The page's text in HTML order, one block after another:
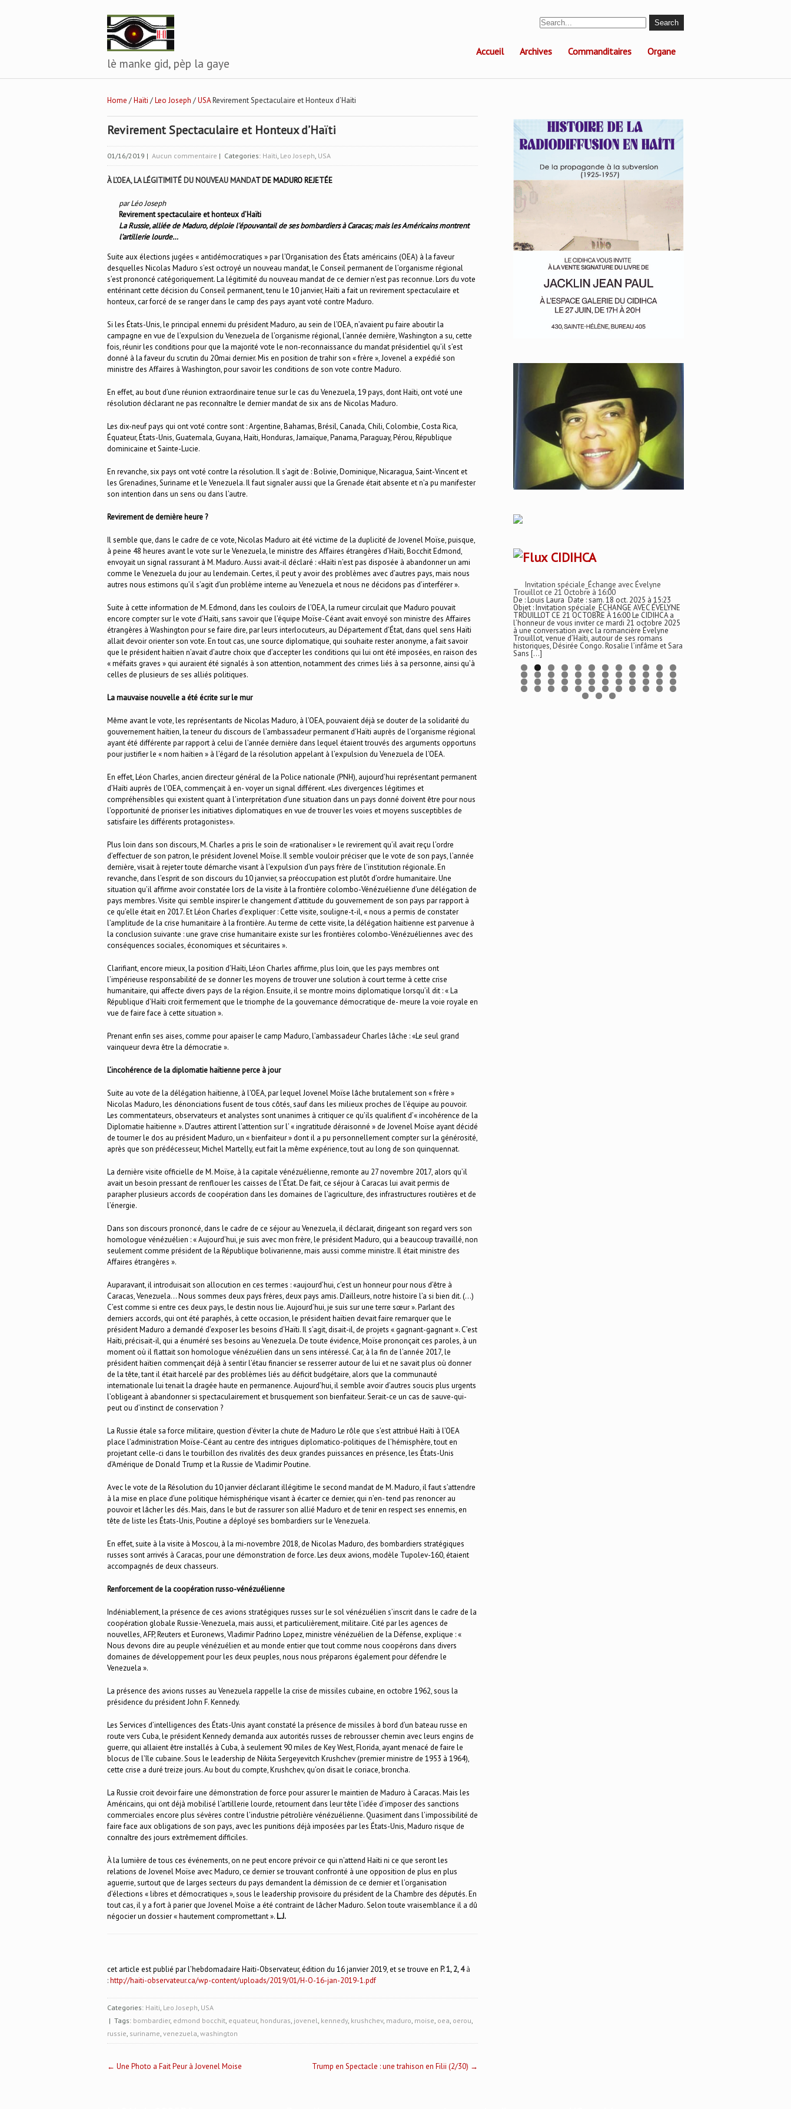
lè manke gid, pèp la gaye
Accueil Archives Commanditaires Organe
Home /Haïti /Leo Joseph /USARevirement Spectaculaire et Honteux d’Haïti
Revirement Spectaculaire et Honteux d’Haïti
01/16/2019 | Aucun commentaire | Categories: Haïti, Leo Joseph, USA
À L’OEA, LA LÉGITIMITÉ DU NOUVEAU MANDAT DE MADURO REJETÉE
par Léo Joseph
Revirement spectaculaire et honteux d’Haïti
La Russie, alliée de Maduro, déploie l’épouvantail de ses bombardiers à Caracas; mais les Américains montrent
l’artillerie lourde…
Suite aux élections jugées « antidémocratiques » par l’Organisation des États américains (OEA) à la faveur
desquelles Nicolas Maduro s’est octroyé un nouveau mandat, le Conseil permanent de l’organisme régional
s’est prononcé catégoriquement. La légitimité du nouveau mandat de ce dernier n’est pas reconnue. Lors du vote
entérinant cette décision du Conseil permanent, tenu le 10 janvier, Haïti a fait un revirement spectaculaire et
honteux, car forcé de se ranger dans le camp des pays ayant voté contre Maduro.
Si les États-Unis, le principal ennemi du président Maduro, au sein de l’OEA, n’avaient pu faire aboutir la
campagne en vue de l’expulsion du Venezuela de l’organisme régional, l’année dernière, Washington a su, cette
fois, réunir les conditions pour que la majorité vote le non-reconnaissance du mandat présidentiel qu’il s’est
donné à la faveur du scrutin du 20mai dernier. Mis en position de trahir son « frère », Jovenel a expédié son
ministre des Affaires à Washington, pour savoir les conditions de son vote contre Maduro.
En effet, au bout d’une réunion extraordinaire tenue sur le cas du Venezuela, 19 pays, dont Haïti, ont voté une
résolution déclarant ne pas reconnaître le dernier mandat de six ans de Nicolas Maduro.
Les dix-neuf pays qui ont voté contre sont : Argentine, Bahamas, Brésil, Canada, Chili, Colombie, Costa Rica,
Équateur, États-Unis, Guatemala, Guyana, Haïti, Honduras, Jamaïque, Panama, Paraguay, Pérou, République
dominicaine et Sainte-Lucie.
En revanche, six pays ont voté contre la résolution. Il s’agit de : Bolivie, Dominique, Nicaragua, Saint-Vincent et
les Grenadines, Suriname et le Venezuela. Il faut signaler aussi que la Grenade était absente et n’a pu manifester
son intention dans un sens ou dans l’autre.
Revirement de dernière heure ?
Il semble que, dans le cadre de ce vote, Nicolas Maduro ait été victime de la duplicité de Jovenel Moïse, puisque,
à peine 48 heures avant le vote sur le Venezuela, le ministre des Affaires étrangères d’Haïti, Bocchit Edmond,
envoyait un signal rassurant à M. Maduro. Aussi avait-il déclaré : «Haïti n’est pas disposée à abandonner un ami
comme le Venezuela du jour au lendemain. Certes, il peut y avoir des problèmes avec d’autres pays, mais nous
autres nous estimons qu’il s’agit d’un problème interne au Venezuela et nous ne décidons pas d’interférer ».
Suite à cette information de M. Edmond, dans les couloirs de l’OEA, la rumeur circulait que Maduro pouvait
encore compter sur le vote d’Haïti, sans savoir que l’équipe Moïse-Céant avait envoyé son ministre des Affaires
étrangères à Washington pour se faire dire, par leurs interlocuteurs, au Département d’État, dans quel sens Haïti
allait devoir orienter son vote. En tout cas, une source diplomatique, qui souhaite rester anonyme, a fait savoir
que le président haïtien n’avait d’autre choix que d’accepter les conditions qui lui ont été imposées, en raison des
« méfaits graves » qui auraient été signalés à son attention, notamment des crimes liés à sa personne, ainsi qu’à
celles de plusieurs de ses alliés politiques.
La mauvaise nouvelle a été écrite sur le mur
Même avant le vote, les représentants de Nicolas Maduro, à l’OEA, pouvaient déjà se douter de la solidarité du
gouvernement haïtien, la teneur du discours de l’ambassadeur permanent d’Haïti auprès de l’organisme régional
ayant été différente par rapport à celui de l’année dernière dans lequel étaient trouvés des arguments opportuns
pour justifier le « nom haïtien » à l’égard de la résolution appelant à l’expulsion du Venezuela de l’OEA.
En effet, Léon Charles, ancien directeur général de la Police nationale (PNH), aujourd’hui représentant permanent
d’Haïti auprès de l’OEA, commençait à en- voyer un signal différent. «Les divergences légitimes et
compréhensibles qui existent quant à l’interprétation d’une situation dans un pays donné doivent être pour nous
l’opportunité de prioriser les initiatives diplomatiques en vue de trouver les voies et moyens susceptibles de
satisfaire les différents protagonistes».
Plus loin dans son discours, M. Charles a pris le soin de «rationaliser » le revirement qu’il avait reçu l’ordre
d’effectuer de son patron, le président Jovenel Moïse. Il semble vouloir préciser que le vote de son pays, l’année
dernière, visait à rejeter toute démarche visant à l’expulsion d’un pays frère de l’institution régionale. En
revanche, dans l’esprit de son discours du 10 janvier, sa préoccupation est plutôt d’ordre humanitaire. Une
situation qu’il affirme avoir constatée lors de la visite à la frontière colombo-Vénézuélienne d’une délégation de
pays membres. Visite qui semble inspirer le changement d’attitude du gouvernement de son pays par rapport à
ce qu’elle était en 2017. Et Léon Charles d’expliquer : Cette visite, souligne-t-il, « nous a permis de constater
l’amplitude de la crise humanitaire à la frontière. Au terme de cette visite, la délégation haïtienne est parvenue à
la conclusion suivante : une grave crise humanitaire existe sur les frontières colombo-Vénézuéliennes avec des
conséquences sociales, économiques et sécuritaires ».
Clarifiant, encore mieux, la position d’Haïti, Léon Charles affirme, plus loin, que les pays membres ont
l’impérieuse responsabilité de se donner les moyens de trouver une solution à court terme à cette crise
humanitaire, qui affecte divers pays de la région. Ensuite, il se montre moins diplomatique lorsqu’il dit : « La
République d’Haïti croit fermement que le triomphe de la gouvernance démocratique de- meure la voie royale en
vue de faire face à cette situation ».
Prenant enfin ses aises, comme pour apaiser le camp Maduro, l’ambassadeur Charles lâche : «Le seul grand
vainqueur devra être la démocratie ».
L’incohérence de la diplomatie haïtienne perce à jour
Suite au vote de la délégation haïtienne, à l’OEA, par lequel Jovenel Moïse lâche brutalement son « frère »
Nicolas Maduro, les dénonciations fusent de tous côtés, sauf dans les milieux proches de l’équipe au pouvoir.
Les commentateurs, observateurs et analystes sont unanimes à critiquer ce qu’ils qualifient d’« incohérence de la
Diplomatie haïtienne ». D’autres attirent l’attention sur l’ « ingratitude déraisonné » de Jovenel Moïse ayant décidé
de tourner le dos au président Maduro, un « bienfaiteur » dont il a pu personnellement compter sur la générosité,
après que son prédécesseur, Michel Martelly, eut fait la même expérience, tout au long de son quinquennat.
La dernière visite officielle de M. Moïse, à la capitale vénézuélienne, remonte au 27 novembre 2017, alors qu’il
avait un besoin pressant de renflouer les caisses de l’État. De fait, ce séjour à Caracas lui avait permis de
parapher plusieurs accords de coopération dans les domaines de l’agriculture, des infrastructures routières et de
l’énergie.
Dans son discours prononcé, dans le cadre de ce séjour au Venezuela, il déclarait, dirigeant son regard vers son
homologue vénézuélien : « Aujourd’hui, je suis avec mon frère, le président Maduro, qui a beaucoup travaillé, non
seulement comme président de la République bolivarienne, mais aussi comme ministre. Il était ministre des
Affaires étrangères ».
Auparavant, il introduisait son allocution en ces termes : «aujourd’hui, c’est un honneur pour nous d’être à
Caracas, Venezuela… Nous sommes deux pays frères, deux pays amis. D’ailleurs, notre histoire l’a si bien dit. (…)
C’est comme si entre ces deux pays, le destin nous lie. Aujourd’hui, je suis sur une terre sœur ». Parlant des
derniers accords, qui ont été paraphés, à cette occasion, le président haïtien devait faire remarquer que le
président Maduro a demandé d’exposer les besoins d’Haïti. Il s’agit, disait-il, de projets « gagnant-gagnant ». C’est
Haïti, précisait-il, qui a énuméré ses besoins au Venezuela. De toute évidence, Moïse prononçait ces paroles, à un
moment où il flattait son homologue vénézuélien dans un sens intéressé. Car, à la fin de l’année 2017, le
président haïtien commençait déjà à sentir l’étau financier se resserrer autour de lui et ne savait plus où donner
de la tête, tant il était harcelé par des problèmes liés au déficit budgétaire, alors que la communauté
internationale lui tenait la dragée haute en permanence. Aujourd’hui, il semble avoir d’autres soucis plus urgents
l’obligeant à abandonner si spectaculairement et brusquement son bienfaiteur. Serait-ce un cas de sauve-qui-
peut ou d’instinct de conservation ?
La Russie étale sa force militaire, question d’éviter la chute de Maduro Le rôle que s’est attribué Haïti à l’OEA
place l’administration Moïse-Céant au centre des intrigues diplomatico-politiques de l’hémisphère, tout en
projetant celle-ci dans le tourbillon des rivalités des deux grandes puissances en présence, les États-Unis
d’Amérique de Donald Trump et la Russie de Vladimir Poutine.
Avec le vote de la Résolution du 10 janvier déclarant illégitime le second mandat de M. Maduro, il faut s’attendre
à la mise en place d’une politique hémisphérique visant à écarter ce dernier, qui n’en- tend pas renoncer au
pouvoir et lâcher les dés. Mais, dans le but de rassurer son allié Maduro et de tenir en respect ses ennemis, en
tête de liste les États-Unis, Poutine a déployé ses bombardiers sur le Venezuela.
En effet, suite à la visite à Moscou, à la mi-novembre 2018, de Nicolas Maduro, des bombardiers stratégiques
russes sont arrivés à Caracas, pour une démonstration de force. Les deux avions, modèle Tupolev-160, étaient
accompagnés de deux chasseurs.
Renforcement de la coopération russo-vénézuélienne
Indéniablement, la présence de ces avions stratégiques russes sur le sol vénézuélien s’inscrit dans le cadre de la
coopération globale Russie-Venezuela, mais aussi, et particulièrement, militaire. Cité par les agences de
nouvelles, AFP, Reuters et Euronews, Vladimir Padrino Lopez, ministre vénézuélien de la Défense, explique : «
Nous devons dire au peuple vénézuélien et au monde entier que tout comme nous coopérons dans divers
domaines de développement pour les deux peuples, nous nous préparons également pour défendre le
Venezuela ».
La présence des avions russes au Venezuela rappelle la crise de missiles cubaine, en octobre 1962, sous la
présidence du président John F. Kennedy.
Les Services d’intelligences des États-Unis ayant constaté la présence de missiles à bord d’un bateau russe en
route vers Cuba, le président Kennedy demanda aux autorités russes de rebrousser chemin avec leurs engins de
guerre, qui allaient être installés à Cuba, à seulement 90 miles de Key West, Florida, ayant menacé de faire le
blocus de l’île cubaine. Sous le leadership de Nikita Sergeyevitch Krushchev (premier ministre de 1953 à 1964),
cette crise a duré treize jours. Au bout du compte, Krushchev, qu’on disait le coriace, broncha.
La Russie croit devoir faire une démonstration de force pour assurer le maintien de Maduro à Caracas. Mais les
Américains, qui ont déjà mobilisé l’artillerie lourde, retournent dans leur tête l’idée d’imposer des sanctions
commerciales encore plus sévères contre l’industrie pétrolière vénézuélienne. Quasiment dans l’impossibilité de
faire face aux obligations de son pays, avec les punitions déjà imposées par les États-Unis, Maduro risque de
connaître des jours extrêmement difficiles.
À la lumière de tous ces événements, on ne peut encore prévoir ce qui n’attend Haïti ni ce que seront les
relations de Jovenel Moïse avec Maduro, ce dernier se trouvant confronté à une opposition de plus en plus
aguerrie, surtout que de larges secteurs du pays demandent la démission de ce dernier et l’organisation
d’élections « libres et démocratiques », sous le leadership provisoire du président de la Chambre des députés. En
tout cas, il y a fort à parier que Jovenel Moïse a été contraint de lâcher Maduro. Selon toute vraisemblance il a dû
négocier un dossier « hautement compromettant ». L.J.
cet article est publié par l’hebdomadaire Haiti-Observateur, édition du 16 janvier 2019, et se trouve en P. 1, 2, 4à
:http://haiti-observateur.ca/wp-content/uploads/2019/01/H-O-16-jan-2019-1.pdf
Categories: Haïti, Leo Joseph, USA
| Tags: bombardier, edmond bocchit, equateur, honduras, jovenel, kennedy, krushchev, maduro, moise, oea, oerou,
russie, suriname, venezuela, washington
Post
← Une Photo a Fait Peur à Jovenel Moise Trump en Spectacle : une trahison en Filii (2/30) →
CIDIHCA
Invitation spéciale_Échange avec Évelyne
Trouillot ce 21 Octobre à 16:00
De : Louis Laura Date : sam. 18 oct. 2025 à 15:23
Objet : Invitation spéciale_ÉCHANGE AVEC ÉVELYNE
TROUILLOT CE 21 OCTOBRE À 16:00 Le CIDIHCA a
l’honneur de vous inviter ce mardi 21 octobre 2025
à une conversation avec la romancière Évelyne
Trouillot, venue d’Haïti, autour de ses romans
historiques, Désirée Congo. Rosalie l’infâme et Sara
Sans […]